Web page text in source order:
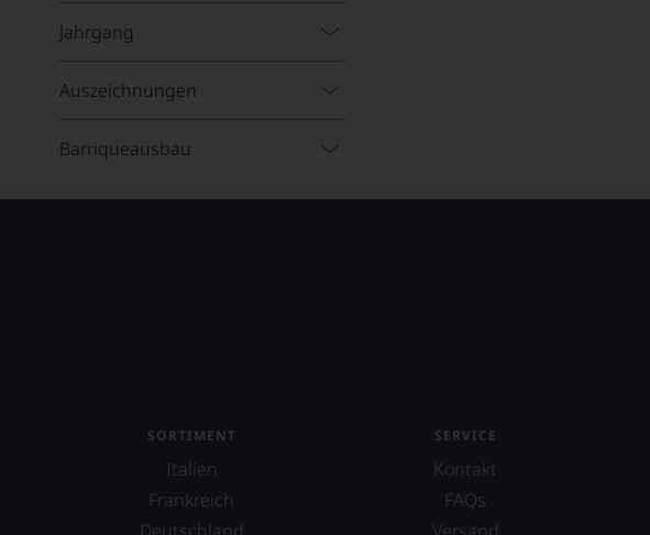
Garnacha
Gropello
Lagrein
Mourvedre
Nebbiolo
Jahrgang
Auszeichnungen
Barriqueausbau
SORTIMENT
Italien
Frankreich
SERVICE
Kontakt
FAQs